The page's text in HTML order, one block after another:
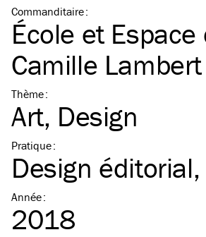
Commanditaire:
École et
Camille Lambert
Thème:
Art Design
Pratique:
Design éditorial
Année:
2018